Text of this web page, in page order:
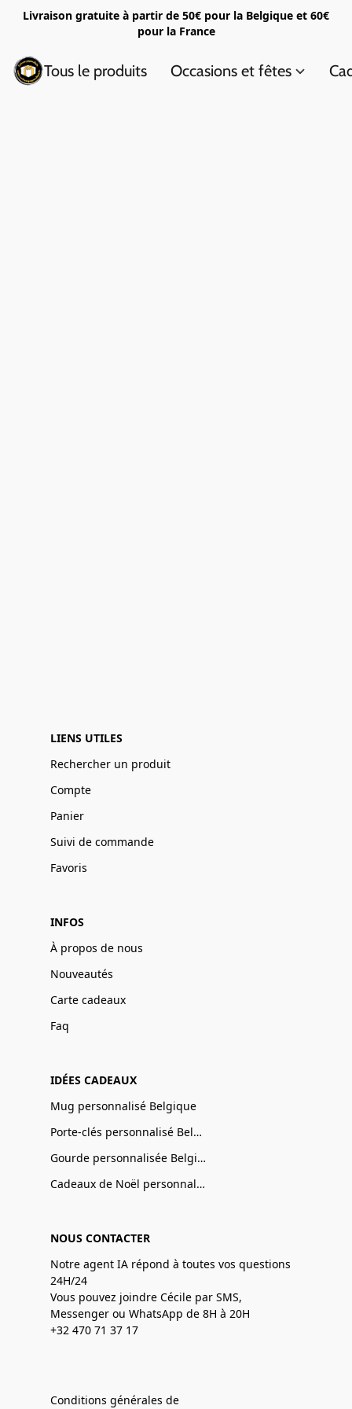
Livraison gratuite à partir de 50€ pour la Belgique et 60€
pour la France
Tous le produits Occasions et fêtes
LIENS UTILES
Rechercher un produit
Compte
Panier
Suivi de commande
Favoris
INFOS
À propos de nous
Nouveautés
Carte cadeaux
Faq
IDÉES CADEAUX
Mug personnalisé Belgique
Porte-clés personnalisé Belgique
Gourde personnalisée Belgique
Cadeaux de Noël personnalisé Belgique
NOUS CONTACTER
Notre agent IA répond à toutes vos questions
24H/24
Vous pouvez joindre Cécile par SMS,
Messenger ou WhatsApp de 8H à 20H
+32 470 71 37 17
Conditions générales de